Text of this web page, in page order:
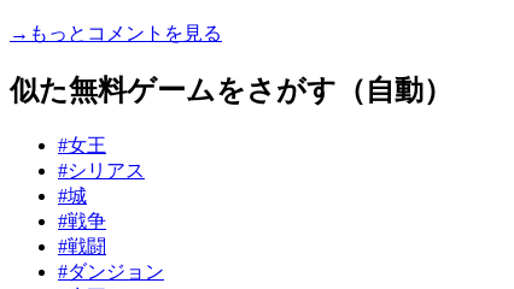
→もっとコメントを見る
似た無料ゲームをさがす（自動）
#女王
#シリアス
#城
#戦争
#戦闘
#ダンジョン